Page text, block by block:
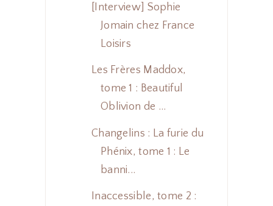
[Interview] Sophie
Jomain chez France
Loisirs
Les Frères Maddox,
tome 1 : Beautiful
Oblivion de ...
Changelins : La furie du
Phénix, tome 1 : Le
banni...
Inaccessible, tome 2 :